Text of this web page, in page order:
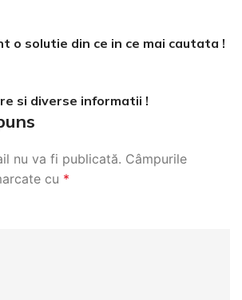
o solutie din ce in ce mai cautata !
si diverse informatii !
nu va fi publicată. Câmpurile
cu *